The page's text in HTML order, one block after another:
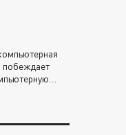
побеждает